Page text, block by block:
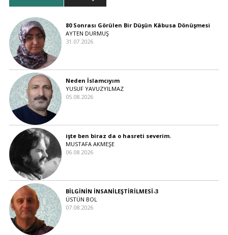
80 Sonrası Görülen Bir Düşün Kâbusa Dönüşmesi
AYTEN DURMUŞ
31.07.2026
Neden İslamcıyım
YUSUF YAVUZYILMAZ
05.08.2026
işte ben biraz da o hasreti severim.
MUSTAFA AKMEŞE
06.08.2026
BİLGİNİN İNSANİLEŞTİRİLMESİ-3
ÜSTÜN BOL
07.08.2026